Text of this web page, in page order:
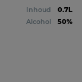
Inhoud
0.7L
Alcohol
50%